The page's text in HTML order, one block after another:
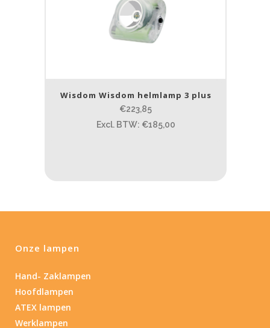
Wisdom Wisdom helmlamp 3 plus
€223,85
Excl. BTW: €185,00
Onze lampen
Hand- Zaklampen
Hoofdlampen
ATEX lampen
Werklampen